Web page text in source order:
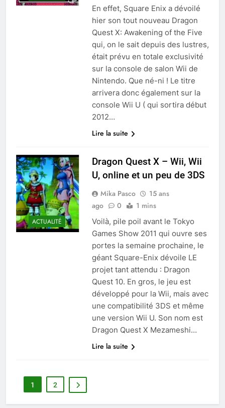
En effet, Square Enix a dévoilé
hier son tout nouveau Dragon
Quest X: Awakening of the Five
qui, on le sait depuis des lustres,
était prévu en totale exclusivité
sur la console de salon Wii de
Nintendo. Que né-ni ! Le titre
arrivera donc également sur la
console Wii U ( qui sortira début
2012…
Lire la suite
ACTUALITÉ
Dragon Quest X – Wii, Wii
U, online et un peu de 3DS
Mika Pasco
15 ans
ago
0 1 mins
Voilà, pile poil avant le Tokyo
Games Show 2011 qui ouvre ses
portes la semaine prochaine, le
géant Square-Enix dévoile LE
projet tant attendu : Dragon
Quest 10. En gros, le jeu est
développé pour la Wii, mais avec
une compatibilité 3DS et même
une version Wii U. Son nom est
Dragon Quest X Mezameshi…
Lire la suite
1 2